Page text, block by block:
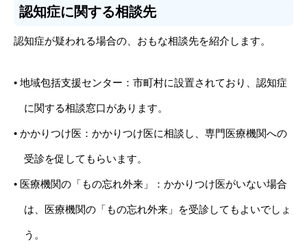
認知症に関する相談先
認知症が疑われる場合の、おもな相談先を紹介します。
• 地域包括支援センター：市町村に設置されており、認知症
に関する相談窓口があります。
• かかりつけ医：かかりつけ医に相談し、専門医療機関への
受診を促してもらいます。
• 医療機関の「もの忘れ外来」：かかりつけ医がいない場合
は、医療機関の「もの忘れ外来」を受診してもよいでしょ
う。